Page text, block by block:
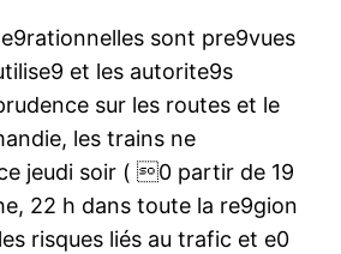
sont pre9vues
et les autorite9s
sur les routes et le
les trains ne
jeudi soir ( 0 partir de 19
22 h dans toute la re9gion
risques liés au trafic et e0